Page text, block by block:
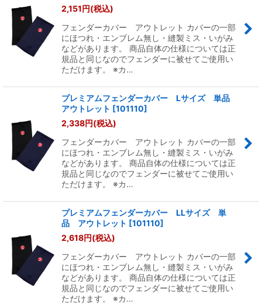
2,151円(税込)
フェンダーカバー アウトレット カバーの一部
にほつれ・エンブレム無し・縫製ミス・いがみ
などがあります。 商品自体の仕様については正
規品と同じなのでフェンダーに被せてご使用い
ただけます。 ※カ…
プレミアムフェンダーカバー Lサイズ 単品
アウトレット [101110]
2,338円(税込)
フェンダーカバー アウトレット カバーの一部
にほつれ・エンブレム無し・縫製ミス・いがみ
などがあります。 商品自体の仕様については正
規品と同じなのでフェンダーに被せてご使用い
ただけます。 ※カ…
プレミアムフェンダーカバー LLサイズ 単
品 アウトレット [101110]
2,618円(税込)
フェンダーカバー アウトレット カバーの一部
にほつれ・エンブレム無し・縫製ミス・いがみ
などがあります。 商品自体の仕様については正
規品と同じなのでフェンダーに被せてご使用い
ただけます。 ※カ…